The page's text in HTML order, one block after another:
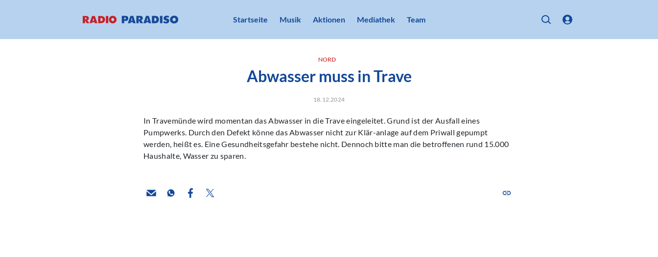
Startseite Musik Aktionen Mediathek Team
NORD
Abwasser muss in Trave
18.12.2024
In Travemünde wird momentan das Abwasser in die Trave eingeleitet. Grund ist der Ausfall eines
Pumpwerks. Durch den Defekt könne das Abwasser nicht zur Klär-anlage auf dem Priwall gepumpt
werden, heißt es. Eine Gesundheitsgefahr bestehe nicht. Dennoch bitte man die betroffenen rund 15.000
Haushalte, Wasser zu sparen.